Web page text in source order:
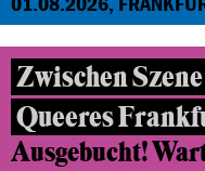
Zwischen
Queeres
Ausgebucht!